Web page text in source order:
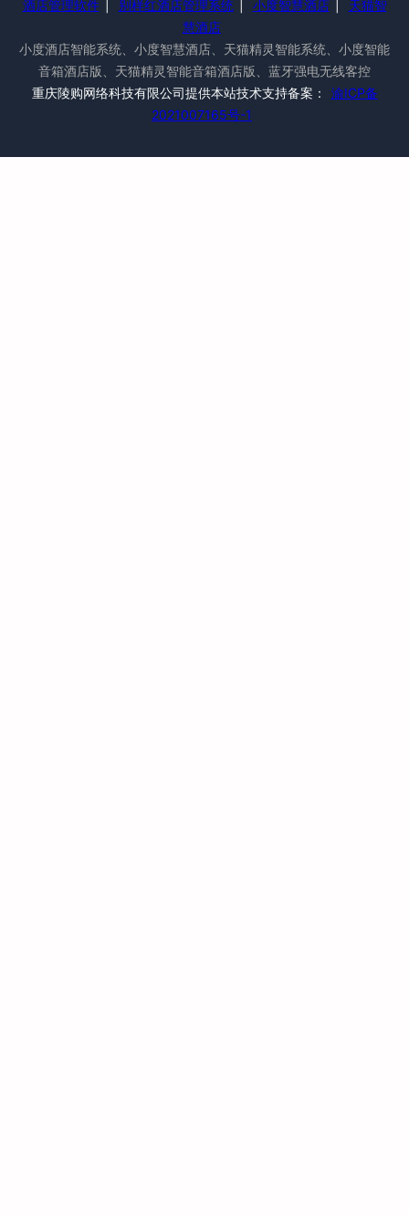
酒店管理软件 别样红酒店管理系统 小度智慧酒店
天猫智
慧酒店
小度酒店智能系统、小度智慧酒店、天猫精灵智能系统、小度智能
音箱酒店版、天猫精灵智能音箱酒店版、蓝牙强电无线客控
重庆陵购网络科技有限公司提供本站技术支持备案：
渝ICP备
2021007165号-1